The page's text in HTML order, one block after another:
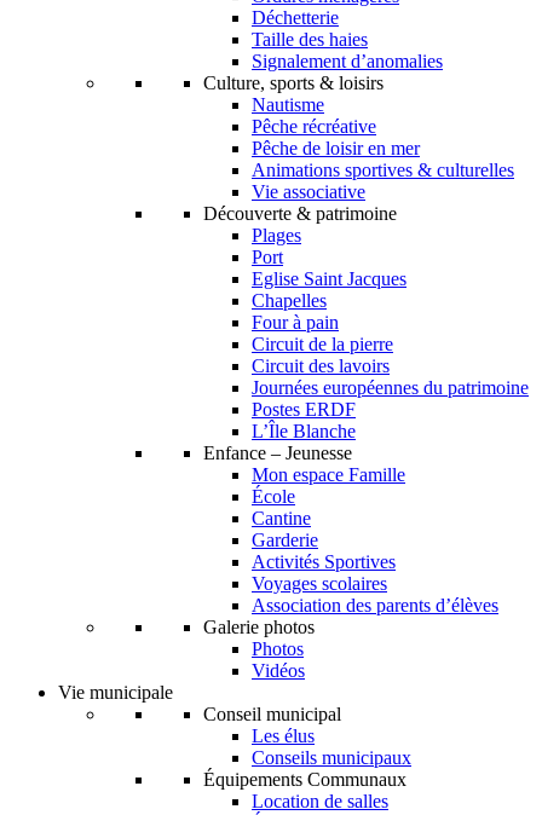
Déchetterie
Taille des haies
Signalement d’anomalies
Culture, sports & loisirs
Nautisme
Pêche récréative
Pêche de loisir en mer
Animations sportives & culturelles
Vie associative
Découverte & patrimoine
Plages
Port
Eglise Saint Jacques
Chapelles
Four à pain
Circuit de la pierre
Circuit des lavoirs
Journées européennes du patrimoine
Postes ERDF
L’Île Blanche
Enfance – Jeunesse
Mon espace Famille
École
Cantine
Garderie
Activités Sportives
Voyages scolaires
Association des parents d’élèves
Galerie photos
Photos
Vidéos
Vie municipale
Conseil municipal
Les élus
Conseils municipaux
Équipements Communaux
Location de salles